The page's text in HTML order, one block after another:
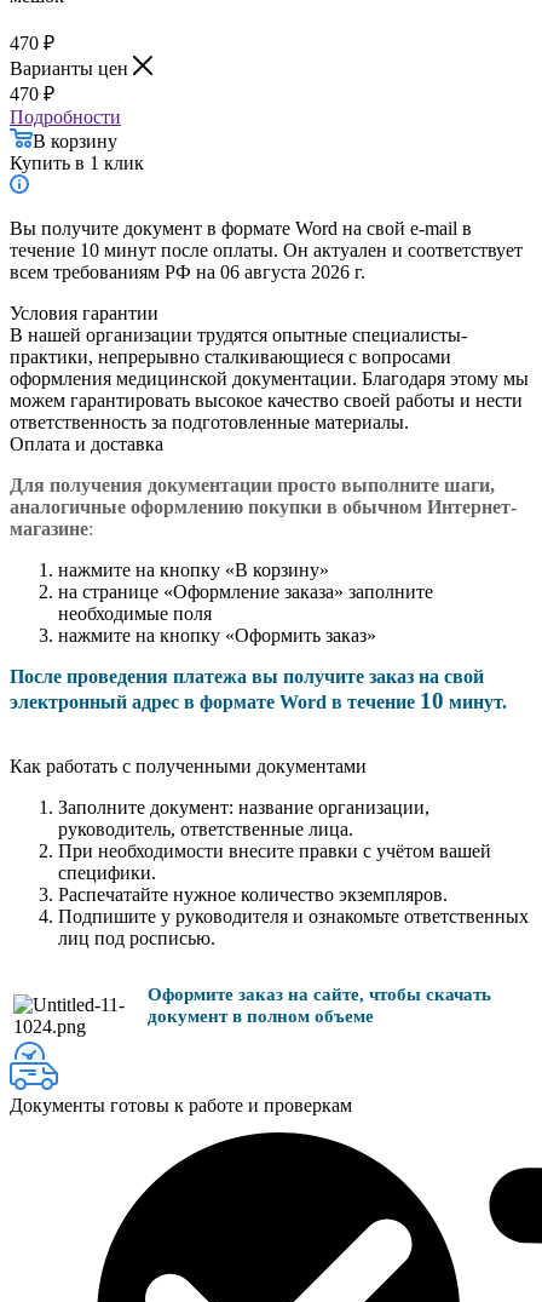
470 ₽
Варианты цен
470 ₽
Подробности
В корзину
Купить в 1 клик
Вы получите документ в формате Word на свой e-mail в
течение 10 минут после оплаты. Он актуален и соответствует
всем требованиям РФ на 06 августа 2026 г.
Условия гарантии
В нашей организации трудятся опытные специалисты-
практики, непрерывно сталкивающиеся с вопросами
оформления медицинской документации. Благодаря этому мы
можем гарантировать высокое качество своей работы и нести
ответственность за подготовленные материалы.
Оплата и доставка
Для получения документации просто выполните шаги,
аналогичные оформлению покупки в обычном Интернет-
магазине:
нажмите на кнопку «В корзину»
на странице «Оформление заказа» заполните
необходимые поля
нажмите на кнопку «Оформить заказ»
После проведения платежа вы получите заказ на свой
электронный адрес в формате Word в течение 10 минут.
Как работать с полученными документами
Заполните документ: название организации,
руководитель, ответственные лица.
При необходимости внесите правки с учётом вашей
специфики.
Распечатайте нужное количество экземпляров.
Подпишите у руководителя и ознакомьте ответственных
лиц под росписью.
Оформите заказ на сайте, чтобы скачать
документ в полном объеме
Документы готовы к работе и проверкам